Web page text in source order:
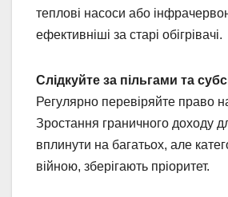
теплові насоси або
ефективніші за старі обігрівачі.
Слідкуйте за пільгами та
Регулярно перевіряйте право
Зростання граничного доходу
вплинути на багатьох, але
війною, зберігають пріоритет.